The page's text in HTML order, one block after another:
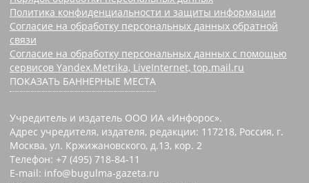
Политика конфиденциальности и защиты информации
Согласие на обработку персональных данных обратной
связи
Согласие на обработку персональных данных с помощью
сервисов Yandex.Metrika, LiveInternet, top.mail.ru
ПОКАЗАТЬ БАННЕРНЫЕ МЕСТА
Учредитель и издатель ООО ИА «Инфорос».
Адрес учредителя, издателя, редакции: 117218, Россия, г.
Москва, ул. Кржижановского, д.13, кор. 2
Телефон: +7 (495) 718-84-11
E-mail: info@bugulma-gazeta.ru